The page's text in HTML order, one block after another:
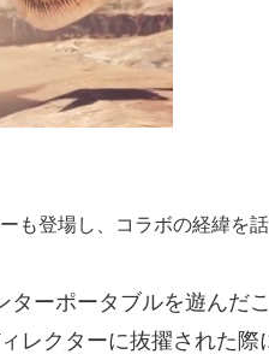
も登場し、コラボの経緯を話
ーポータブルを遊んだ
レクターに抜擢された際